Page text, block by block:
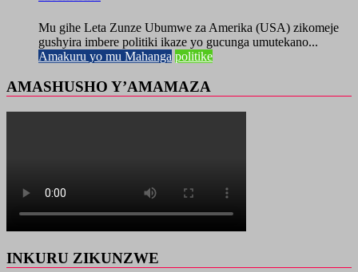
Mu gihe Leta Zunze Ubumwe za Amerika (USA) zikomeje
gushyira imbere politiki ikaze yo gucunga umutekano...
Amakuru yo mu Mahanga politike
AMASHUSHO Y’AMAMAZA
INKURU ZIKUNZWE